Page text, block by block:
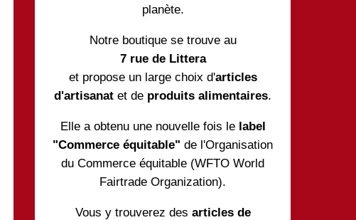
planète.
Notre boutique se trouve au
7 rue de Littera
et propose un large choix d'articles
d'artisanat et de produits alimentaires.
Elle a obtenu une nouvelle fois lelabel
"Commerce équitable" de l'Organisation
du Commerce équitable (WFTO World
Fairtrade Organization).
Vous y trouverez des articles de